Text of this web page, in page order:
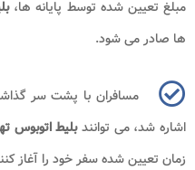
مبلغ تعیین شده توسط پایانه ها،
ها صادر می شود.
مسافران با پشت سر
اشاره شد، می توانندبلیط اتوبوس
زمان تعیین شده سفر خود را آغاز